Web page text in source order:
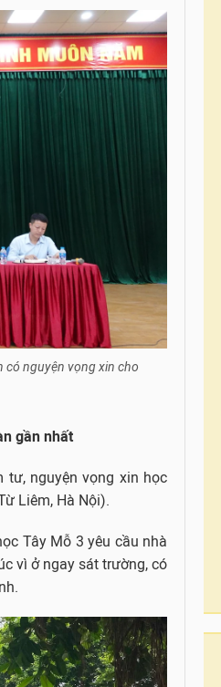
có nguyện vọng xin cho
gần nhất
tư, nguyện vọng xin học
Liêm, Hà Nội).
Tây Mỗ 3 yêu cầu nhà
vì ở ngay sát trường, có